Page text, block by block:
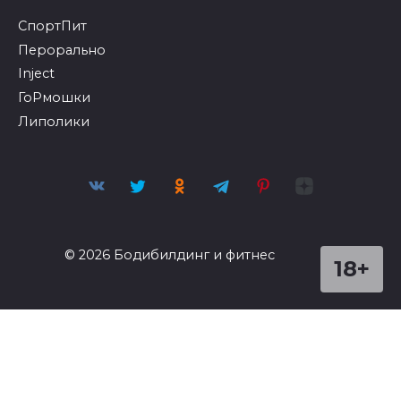
СпортПит
Перорально
Inject
ГоРмошки
Липолики
18+
© 2026 Бодибилдинг и фитнес